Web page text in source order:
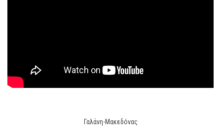
Γαλάνη-Μακεδόνας